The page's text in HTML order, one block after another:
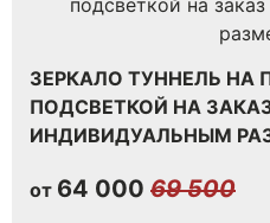
ЗЕРКАЛО ТУННЕЛЬ НА
ПОДСВЕТКОЙ НА
ИНДИВИДУАЛЬНЫМ
от 64 000 69 500